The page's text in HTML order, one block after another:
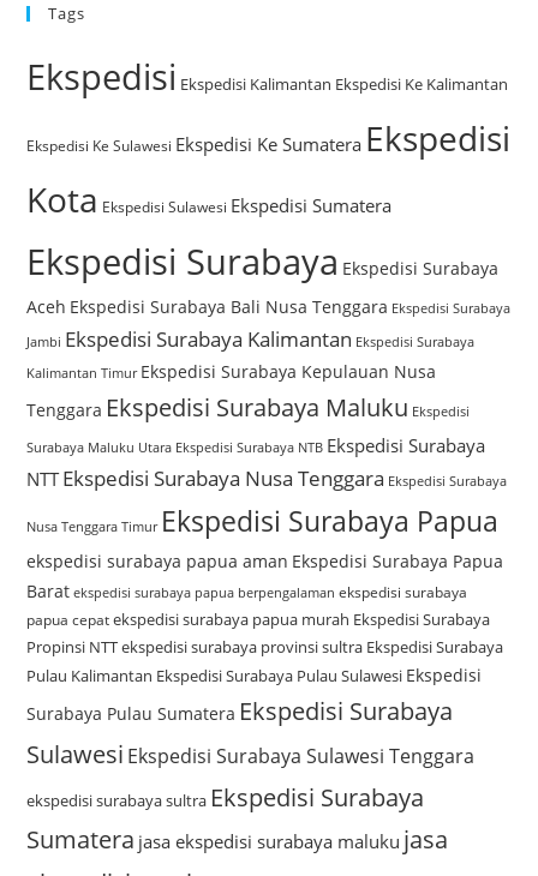
Tags
Ekspedisi Ekspedisi Kalimantan Ekspedisi Ke Kalimantan
Ekspedisi Ke Sulawesi Ekspedisi Ke Sumatera Ekspedisi
Kota Ekspedisi Sulawesi Ekspedisi Sumatera
Ekspedisi Surabaya Ekspedisi Surabaya
Aceh Ekspedisi Surabaya Bali Nusa Tenggara Ekspedisi Surabaya
Jambi Ekspedisi Surabaya Kalimantan Ekspedisi Surabaya
Kalimantan Timur Ekspedisi Surabaya Kepulauan Nusa
Tenggara Ekspedisi Surabaya Maluku Ekspedisi
Surabaya Maluku Utara Ekspedisi Surabaya NTB Ekspedisi Surabaya
NTTEkspedisi Surabaya Nusa Tenggara Ekspedisi Surabaya
Nusa Tenggara Timur Ekspedisi Surabaya Papua
ekspedisi surabaya papua aman Ekspedisi Surabaya Papua
Barat ekspedisi surabaya papua berpengalaman ekspedisi surabaya
papua cepat ekspedisi surabaya papua murah Ekspedisi Surabaya
Propinsi NTTekspedisi surabaya provinsi sultra Ekspedisi Surabaya
Pulau Kalimantan Ekspedisi Surabaya Pulau Sulawesi Ekspedisi
Surabaya Pulau Sumatera Ekspedisi Surabaya
Sulawesi Ekspedisi Surabaya Sulawesi Tenggara
ekspedisi surabaya sultra Ekspedisi Surabaya
Sumatera jasa ekspedisi surabaya maluku jasa